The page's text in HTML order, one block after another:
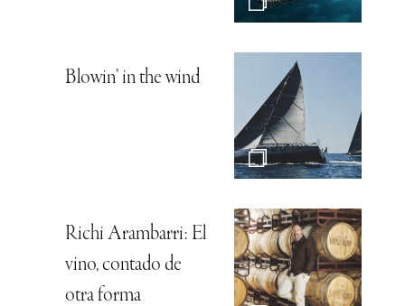
Blowin’ in the wind
Richi Arambarri: El
vino, contado de
otra forma